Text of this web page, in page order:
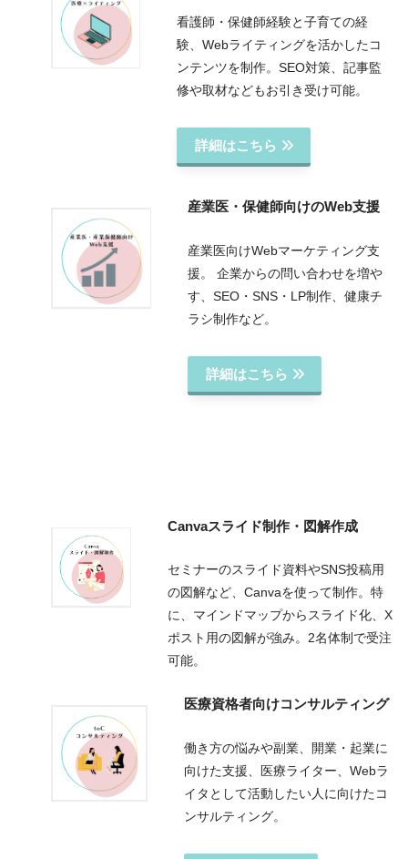
看護師・保健師経験と子育ての経
験、Webライティングを活かしたコ
ンテンツを制作。SEO対策、記事監
修や取材などもお引き受け可能。
詳細はこちら
産業医・保健師向けのWeb支援
産業医向けWebマーケティング支
援。 企業からの問い合わせを増や
す、SEO・SNS・LP制作、健康チ
ラシ制作など。
詳細はこちら
Canvaスライド制作・図解作成
セミナーのスライド資料やSNS投稿用
の図解など、Canvaを使って制作。特
に、マインドマップからスライド化、X
ポスト用の図解が強み。2名体制で受注
可能。
医療資格者向けコンサルティング
働き方の悩みや副業、開業・起業に
向けた支援、医療ライター、Webラ
イタとして活動したい人に向けたコ
ンサルティング。